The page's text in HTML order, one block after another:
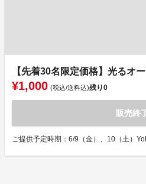
【先着30名限定価格】光るオ
¥1,000 (税込/送料込)残り0
販売終
ご提供予定時期：6/9（金）、10（土）